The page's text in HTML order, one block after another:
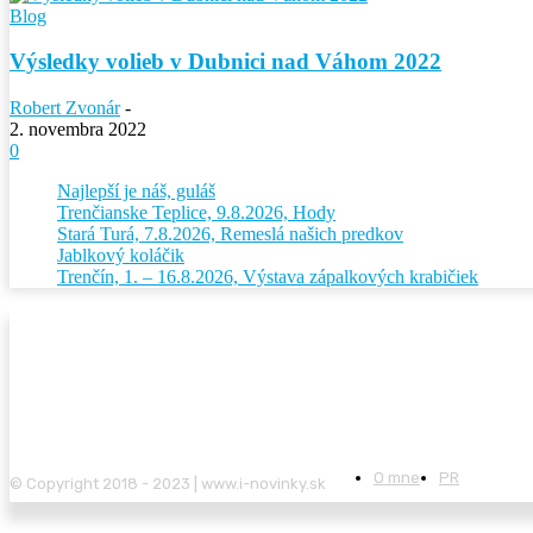
Blog
Výsledky volieb v Dubnici nad Váhom 2022
Robert Zvonár -
2. novembra 2022
0
Najlepší je náš, guláš
Trenčianske Teplice, 9.8.2026, Hody
Stará Turá, 7.8.2026, Remeslá našich predkov
Jablkový koláčik
Trenčín, 1. – 16.8.2026, Výstava zápalkových krabičiek
© Copyright 2018 - 2023 | www.i-novinky.sk O mne PR